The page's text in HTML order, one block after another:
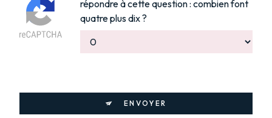
répondre à cette question : combien font
quatre plus dix ?
ENVOYER